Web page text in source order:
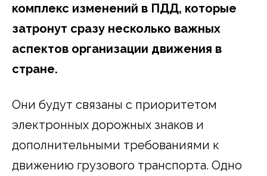
комплекс изменений в ПДД, которые
затронут сразу несколько важных
аспектов организации движения в
стране.
Они будут связаны с приоритетом
электронных дорожных знаков и
дополнительными требованиями к
движению грузового транспорта. Одно